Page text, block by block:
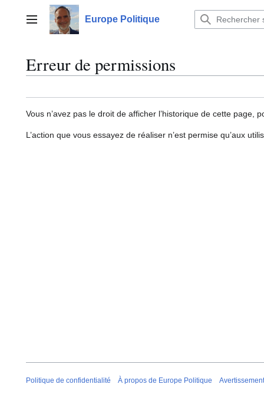
contenuMenu principalEurope Politique
Erreur de permissions
Vous n’avez pas le droit de afficher l’historique de cette page,
L’action que vous essayez de réaliser n’est permise qu’aux
Politique de confidentialité À propos de Europe Politique